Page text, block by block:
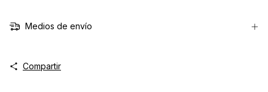
Medios de envío
Compartir